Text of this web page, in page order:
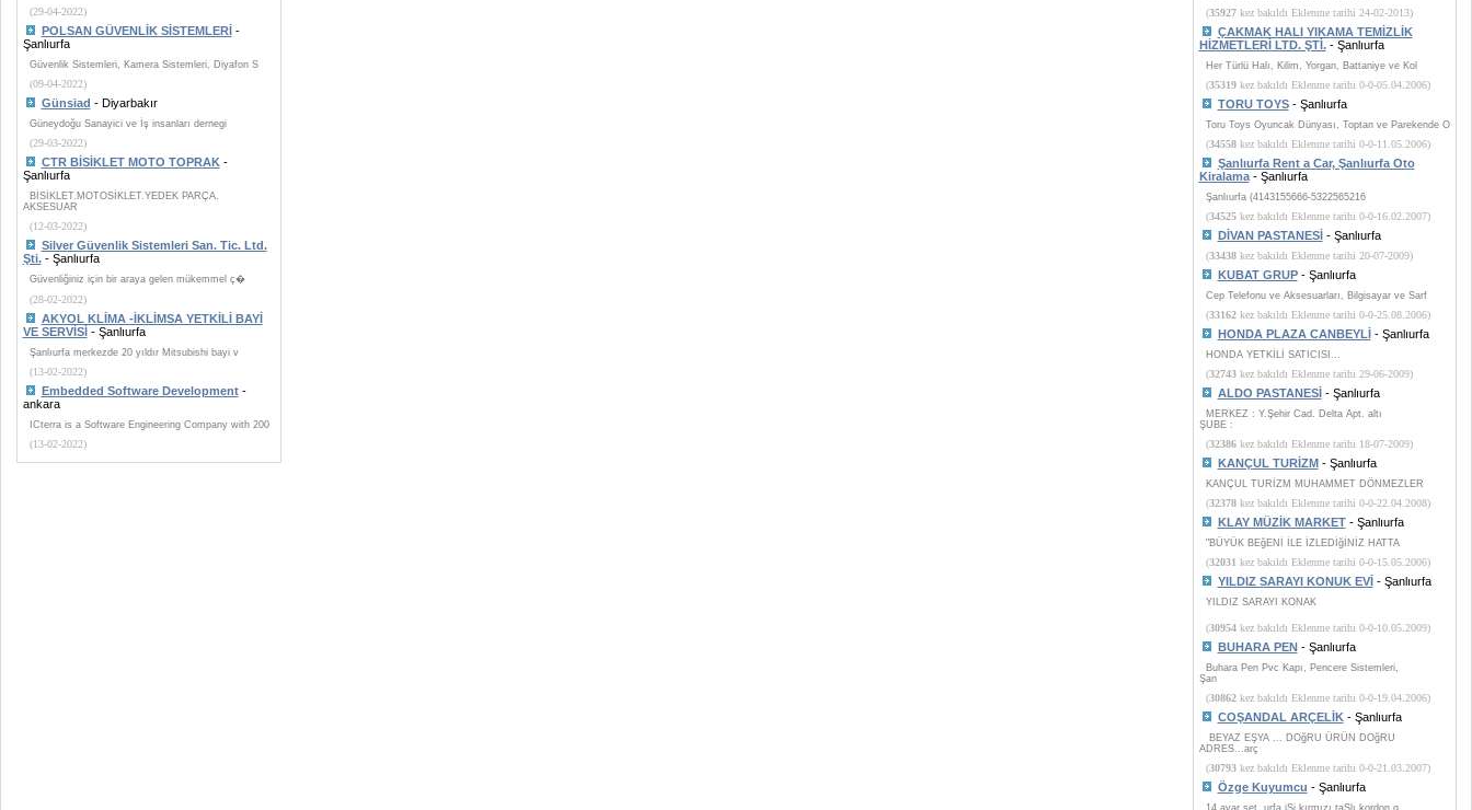
(29-04-2022)
POLSAN GÜVENLİK SİSTEMLERİ-
Şanlıurfa
Güvenlik Sistemleri, Kamera Sistemleri, Diyafon S
(09-04-2022)
Günsiad - Diyarbakır
Güneydoğu Sanayici ve İş insanları dernegi
(29-03-2022)
CTR BİSİKLET MOTO TOPRAK-
Şanlıurfa
BİSİKLET.MOTOSİKLET.YEDEK PARÇA.
AKSESUAR
(12-03-2022)
Silver Güvenlik Sistemleri San. Tic. Ltd.
Şti.- Şanlıurfa
Güvenliğiniz için bir araya gelen mükemmel ç�
(28-02-2022)
AKYOL KLİMA -İKLİMSA YETKİLİ BAYİ
VE SERVİSİ- Şanlıurfa
Şanlıurfa merkezde 20 yıldır Mitsubishi bayi v
(13-02-2022)
Embedded Software Development-
ankara
ICterra is a Software Engineering Company with 200
(13-02-2022)
(35927kez bakıldı Eklenme tarihi 24-02-2013)
ÇAKMAK HALI YIKAMA TEMİZLİK
HİZMETLERİ LTD. ŞTİ.- Şanlıurfa
Her Türlü Halı, Kilim, Yorgan, Battaniye ve Kol
(35319kez bakıldı Eklenme tarihi 0-0-05.04.2006)
TORU TOYS- Şanlıurfa
Toru Toys Oyuncak Dünyası, Toptan ve Parekende O
(34558kez bakıldı Eklenme tarihi 0-0-11.05.2006)
Şanlıurfa Rent a Car, Şanlıurfa Oto
Kiralama- Şanlıurfa
Şanlıurfa (4143155666-5322565216
(34525kez bakıldı Eklenme tarihi 0-0-16.02.2007)
DİVAN PASTANESİ- Şanlıurfa
(33438kez bakıldı Eklenme tarihi 20-07-2009)
KUBAT GRUP- Şanlıurfa
Cep Telefonu ve Aksesuarları, Bilgisayar ve Sarf
(33162kez bakıldı Eklenme tarihi 0-0-25.08.2006)
HONDA PLAZA CANBEYLİ- Şanlıurfa
HONDA YETKİLİ SATICISI...
(32743kez bakıldı Eklenme tarihi 29-06-2009)
ALDO PASTANESİ- Şanlıurfa
MERKEZ : Y.Şehir Cad. Delta Apt. altı
ŞUBE :
(32386kez bakıldı Eklenme tarihi 18-07-2009)
KANÇUL TURİZM- Şanlıurfa
KANÇUL TURİZM MUHAMMET DÖNMEZLER
(32378kez bakıldı Eklenme tarihi 0-0-22.04.2008)
KLAY MÜZİK MARKET- Şanlıurfa
"BÜYÜK BEğENİ İLE İZLEDİğİNİZ HATTA
(32031 kez bakıldı Eklenme tarihi 0-0-15.05.2006)
YILDIZ SARAYI KONUK EVİ- Şanlıurfa
YILDIZ SARAYI KONAK
(30954kez bakıldı Eklenme tarihi 0-0-10.05.2009)
BUHARA PEN- Şanlıurfa
Buhara Pen Pvc Kapı, Pencere Sistemleri,
Şan
(30862kez bakıldı Eklenme tarihi 0-0-19.04.2006)
COŞANDAL ARÇELİK- Şanlıurfa
BEYAZ EŞYA ... DOğRU ÜRÜN DOğRU
ADRES...arç
(30793kez bakıldı Eklenme tarihi 0-0-21.03.2007)
Özge Kuyumcu - Şanlıurfa
14 ayar set, urfa iŞi kırmızı taŞlı kordon g